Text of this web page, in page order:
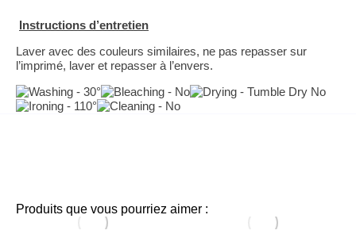
Instructions d’entretien
Laver avec des couleurs similaires, ne pas repasser sur
l’imprimé, laver et repasser à l’envers.
Produits que vous pourriez aimer :